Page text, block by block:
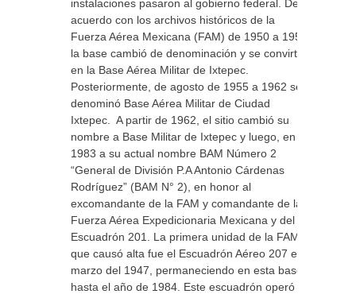
instalaciones pasaron al gobierno federal. De
acuerdo con los archivos históricos de la
Fuerza Aérea Mexicana (FAM) de 1950 a 1955
la base cambió de denominación y se convirtió
en la Base Aérea Militar de Ixtepec.
Posteriormente, de agosto de 1955 a 1962 se
denominó Base Aérea Militar de Ciudad
Ixtepec. A partir de 1962, el sitio cambió su
nombre a Base Militar de Ixtepec y luego, en
1983 a su actual nombre BAM Número 2
“General de División P.A Antonio Cárdenas
Rodríguez” (BAM N° 2), en honor al
excomandante de la FAM y comandante de la
Fuerza Aérea Expedicionaria Mexicana y del
Escuadrón 201. La primera unidad de la FAM
que causó alta fue el Escuadrón Aéreo 207 en
marzo del 1947, permaneciendo en esta base
hasta el año de 1984. Este escuadrón operó